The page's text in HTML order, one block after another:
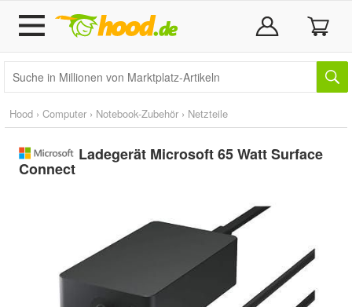
Hood › Computer › Notebook-Zubehör › Netzteile
Ladegerät Microsoft 65 Watt Surface
Connect